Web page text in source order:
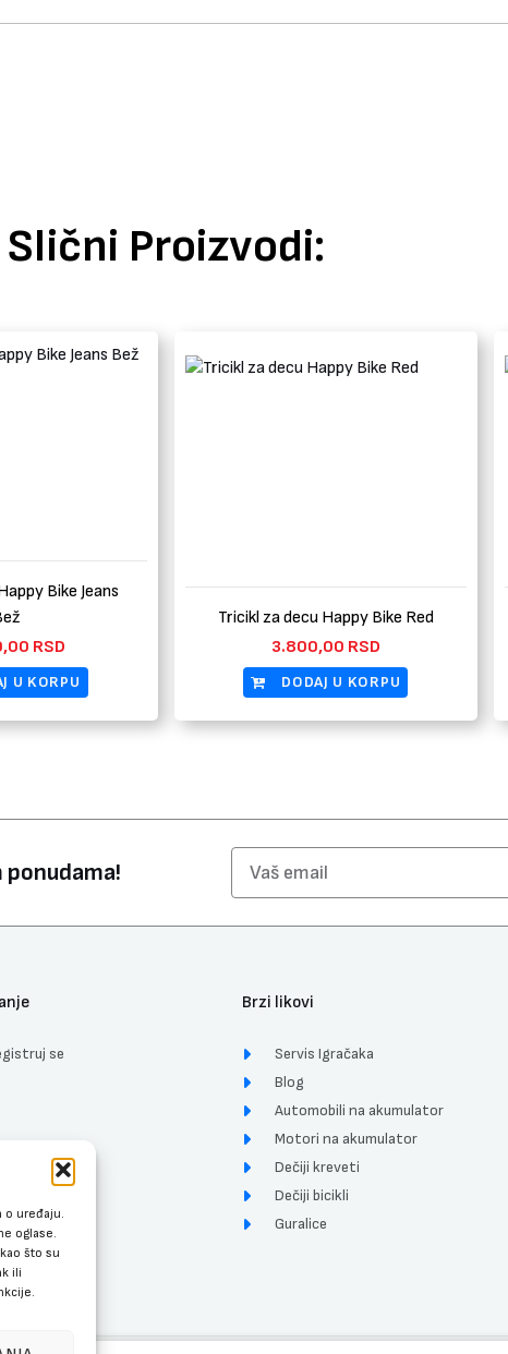
uređaju.
oglase.
što su
ili
Slični Proizvodi:
Bike Jeans
RSD
U KORPU
Tricikl za decu Happy Bike Red
3.800,00 RSD
DODAJ U KORPU
se
Brzi likovi
Servis Igračaka
Blog
Automobili na akumulator
Motori na akumulator
Dečiji kreveti
Dečiji bicikli
Guralice